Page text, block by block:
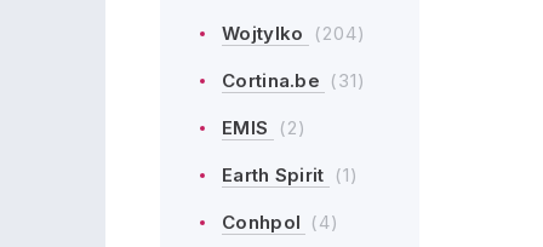
Wojtylko (204)
Cortina.be (31)
EMIS (2)
Earth Spirit (1)
Conhpol (4)